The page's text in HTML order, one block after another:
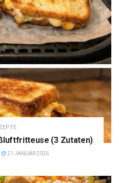
(3 Zutaten)
21 JANUAR 2026